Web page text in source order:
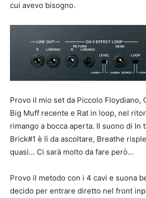
cui avevo bisogno.
Provo il mio set da Piccolo Floydiano,
Big Muff recente e Rat in loop, nel
rimango a bocca aperta. Il suono di In
Brick#1 è lì da ascoltare, Breathe
quasi… Ci sarà molto da fare però…
Provo il metodo con i 4 cavi e suona
decido per entrare diretto nel front